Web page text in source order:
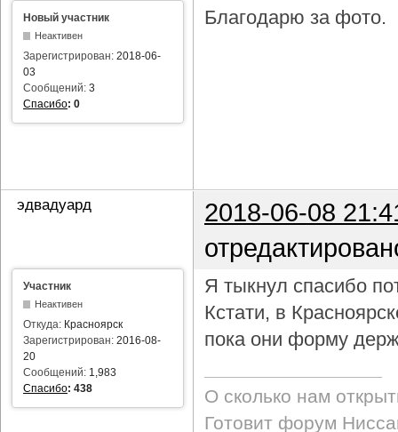
Новый участник
Неактивен
Зарегистрирован: 2018-06-
03
Сообщений: 3
Спасибо: 0
Благодарю за фото.
эдвадуард
2018-06-08
Участник
Неактивен
Откуда: Красноярск
Зарегистрирован: 2016-08-
20
Сообщений: 1,983
Спасибо: 438
Я тыкнул спасибо
Кстати, в
пока они форму
О сколько нам
Готовит форум